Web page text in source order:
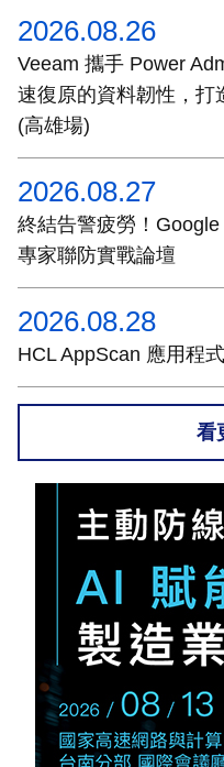
2026.08.26
Veeam 攜手 Power
速復原的資料韌性，打
(高雄場)
2026.08.27
終結告警疲勞！
專家聯防實戰論壇
2026.08.28
HCL AppScan 應用程
看